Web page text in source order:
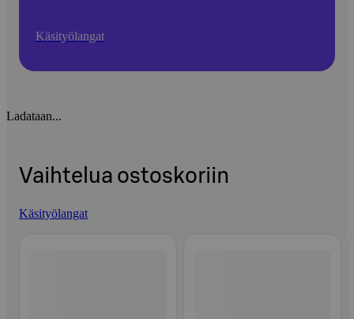
Käsityölangat
Ladataan...
Vaihtelua ostoskoriin
Käsityölangat